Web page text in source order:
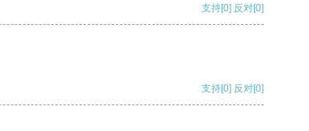
支持[0] 反对[0]
支持[0] 反对[0]